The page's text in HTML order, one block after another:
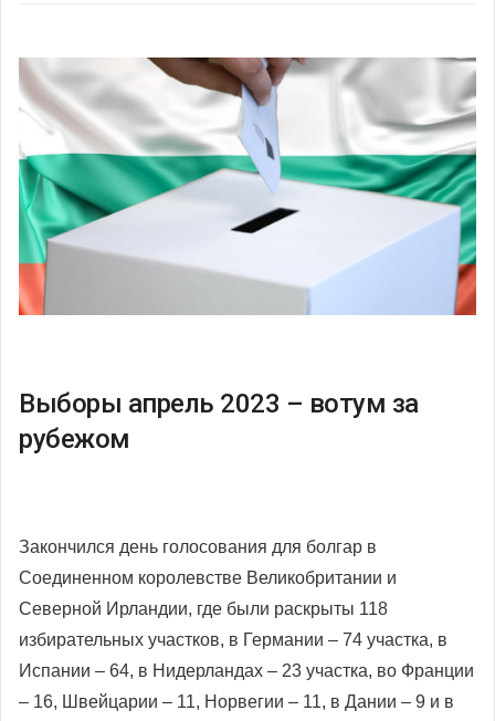
Выборы апрель 2023 – вотум за
рубежом
Закончился день голосования для болгар в
Соединенном королевстве Великобритании и
Северной Ирландии, где были раскрыты 118
избирательных участков, в Германии – 74 участка, в
Испании – 64, в Нидерландах – 23 участка, во Франции
– 16, Швейцарии – 11, Норвегии – 11, в Дании – 9 и в